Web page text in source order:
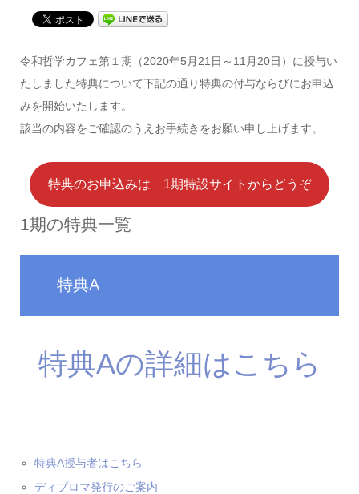
令和哲学カフェ第１期（2020年5月21日～11月20日）に授与い
たしました特典について下記の通り特典の付与ならびにお申込
みを開始いたします。
該当の内容をご確認のうえお手続きをお願い申し上げます。
特典のお申込みは 1期特設サイトからどうぞ
1期の特典一覧
特典A
特典Aの詳細はこちら
特典A授与者はこちら
ディプロマ発行のご案内